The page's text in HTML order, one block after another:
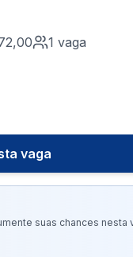
1 vaga
vaga
suas chances nesta